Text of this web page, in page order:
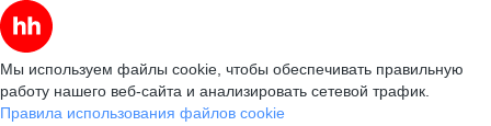
Мы используем файлы cookie, чтобы обеспечивать правильную
работу нашего веб-сайта и анализировать сетевой трафик.
Правила использования файлов cookie